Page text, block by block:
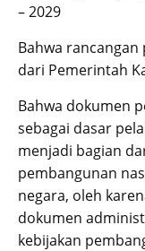
– 2029
Bahwa
dari Pemerintah
Bahwa dokumen
sebagai dasar
menjadi bagian
pembangunan
negara, oleh
dokumen
kebijakan